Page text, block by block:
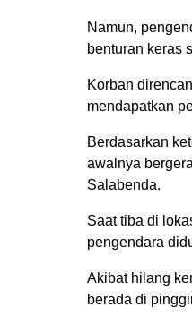
Namun,
benturan keras
Korban
mendapatkan
Berdasarkan
awalnya
Salabenda.
Saat tiba di
pengendara
Akibat hilang
berada di